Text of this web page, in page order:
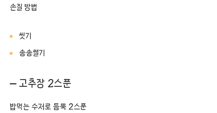
손질 방법
씻기
송송썰기
– 고추장 2스푼
밥먹는 수저로 듬뿍 2스푼